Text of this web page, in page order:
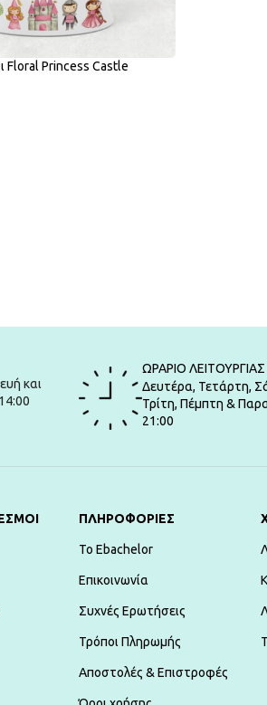
Floral Princess Castle
και
ΩΡΑΡΙΟ
Δευτέρα, Τετάρτη,
Τρίτη, Πέμπτη &
21:00
ΠΛΗΡΟΦΟΡΙΕΣ
To Ebachelor
Επικοινωνία
Συχνές Ερωτήσεις
Τρόποι Πληρωμής
Αποστολές & Επιστροφές